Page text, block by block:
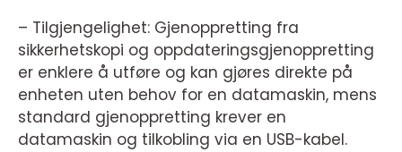
– Tilgjengelighet: Gjenoppretting fra
sikkerhetskopi og oppdateringsgjenoppretting
er enklere å utføre og kan gjøres direkte på
enheten uten behov for en datamaskin, mens
standard gjenoppretting krever en
datamaskin og tilkobling via en USB-kabel.